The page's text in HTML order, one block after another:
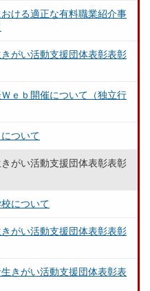
ける適正な有料職業紹介事
がい活動支援団体表彰表彰
ｅｂ開催について（独立行
ついて
がい活動支援団体表彰表彰
について
がい活動支援団体表彰表彰
きがい活動支援団体表彰表